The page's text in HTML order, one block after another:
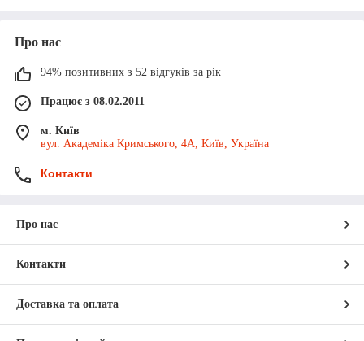
Як вибрати маточини, які
відповідають моєму типу МАЗу?
Як перевірити стан коліс та маточин
на знос та потребу в заміні?
доступні у вашому магазині?
Про нас
94% позитивних з 52 відгуків за рік
Працює з 08.02.2011
м. Київ
вул. Академіка Кримського, 4А, Київ, Україна
Контакти
Про нас
Контакти
Доставка та оплата